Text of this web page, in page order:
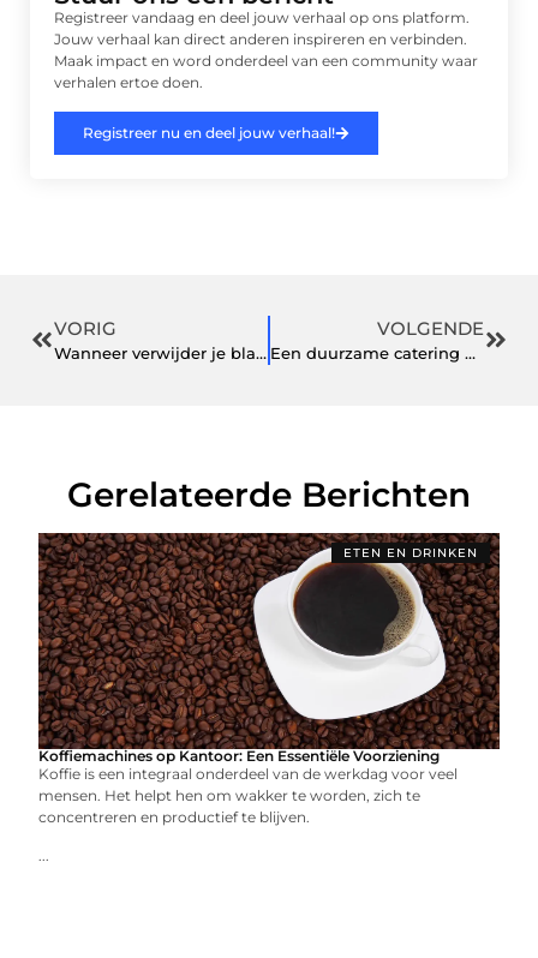
Registreer vandaag en deel jouw verhaal op ons platform.
Jouw verhaal kan direct anderen inspireren en verbinden.
Maak impact en word onderdeel van een community waar
verhalen ertoe doen.
Registreer nu en deel jouw verhaal!
VORIG
Wanneer verwijder je bladeren uit de tuin?
VOLGENDE
Een duurzame catering die het totaalplaatje voor uw feest verzorgt
Gerelateerde Berichten
ETEN EN DRINKEN
Koffiemachines op Kantoor: Een Essentiële Voorziening
Koffie is een integraal onderdeel van de werkdag voor veel
mensen. Het helpt hen om wakker te worden, zich te
concentreren en productief te blijven.
...